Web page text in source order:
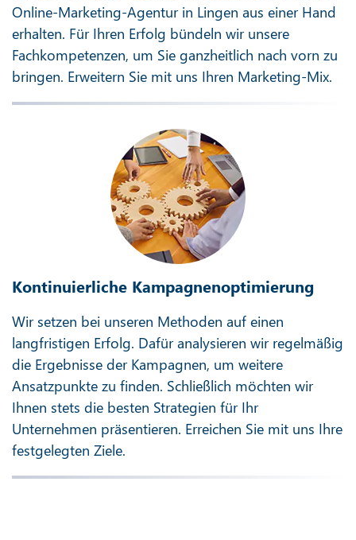
Online-Marketing-Agentur in Lingen aus einer Hand
erhalten. Für Ihren Erfolg bündeln wir unsere
Fachkompetenzen, um Sie ganzheitlich nach vorn zu
bringen. Erweitern Sie mit uns Ihren Marketing-Mix.
Kontinuierliche Kampagnenoptimierung
Wir setzen bei unseren Methoden auf einen
langfristigen Erfolg. Dafür analysieren wir regelmäßig
die Ergebnisse der Kampagnen, um weitere
Ansatzpunkte zu finden. Schließlich möchten wir
Ihnen stets die besten Strategien für Ihr
Unternehmen präsentieren. Erreichen Sie mit uns Ihre
festgelegten Ziele.